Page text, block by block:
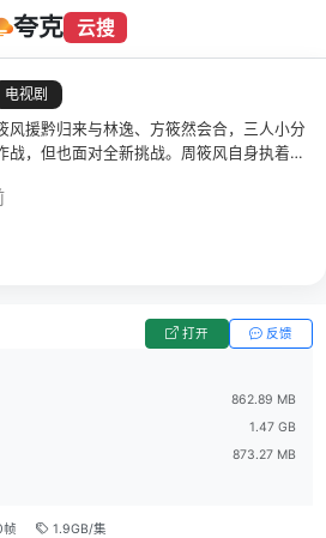
夸克 云搜
电视剧
风援黔归来与林逸、方筱然会合，三人小分
战，但也面对全新挑战。周筱风自身执着奋
科执行主任。职位的晋升，让他看到了更多
院内外的生态平衡也因此被打破。与此同
无奈和温暖往往共生，他们只有在奋斗中不
保持着"问心无愧"。
打开 反馈
862.89 MB
1.47 GB
873.27 MB
1.9GB/集